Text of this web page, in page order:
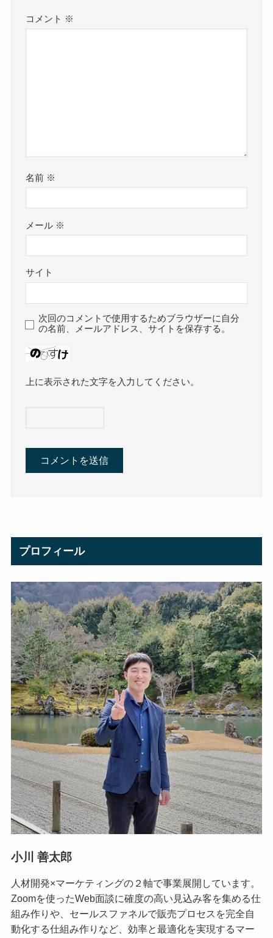
コメント ※
名前 ※
メール ※
サイト
次回のコメントで使用するためブラウザーに自分
の名前、メールアドレス、サイトを保存する。
上に表示された文字を入力してください。
プロフィール
小川 善太郎
人材開発×マーケティングの２軸で事業展開しています。
Zoomを使ったWeb面談に確度の高い見込み客を集める仕
組み作りや、セールスファネルで販売プロセスを完全自
動化する仕組み作りなど、効率と最適化を実現するマー